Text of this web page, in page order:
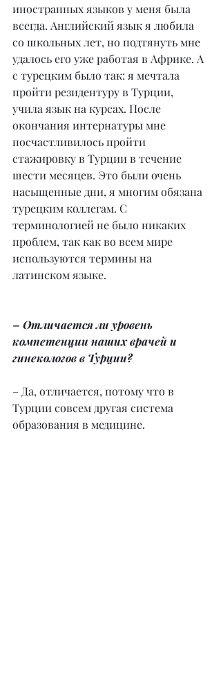
иностранных языков у меня была
всегда. Английский язык я любила
со школьных лет, но подтянуть мне
удалось его уже работая в Африке. А
с турецким было так: я мечтала
пройти резидентуру в Турции,
учила язык на курсах. После
окончания интернатуры мне
посчастливилось пройти
стажировку в Турции в течение
шести месяцев. Это были очень
насыщенные дни, я многим обязана
турецким коллегам. С
терминологией не было никаких
проблем, так как во всем мире
используются термины на
латинском языке.
– Отличается ли уровень
компетенции наших врачей и
гинекологов в Турции?
– Да, отличается, потому что в
Турции совсем другая система
образования в медицине.